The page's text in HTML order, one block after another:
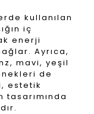
kullanılan
iç
enerji
Ayrıca,
mavi, yeşil
de
estetik